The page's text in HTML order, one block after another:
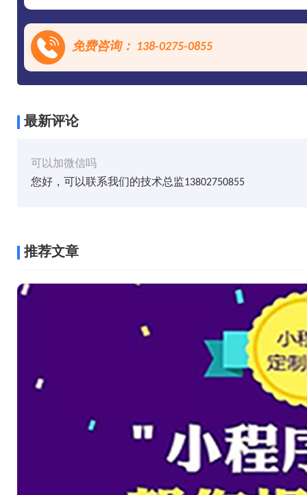
免费咨询： 138-0275-0855
最新评论
可以加微信吗
您好，可以联系我们的技术总监13802750855
推荐文章